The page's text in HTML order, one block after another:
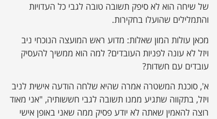
של שיחה הוא לא סיפק תשובה טובה לגבי כל העדויות
והתמלילים שהועלו בחקירות.
מכאן עולות המון שאלות: מדוע ראש המועצה הנוכחי ניב
ויזל לא עונה לפניות העובדים? למה הוא ממשיך להעסיק
עובדים עם חשדות?
א', סוכנת המשטרה אמרה שהיא שלחה הודעה אישית לניב
ויזל, בתקווה שתגיע ממנו תשובה לגבי חששותיה, "אני מאוד
רוצה להאמין שאתה לא יודע פסיק ממה שאני באופן אישי